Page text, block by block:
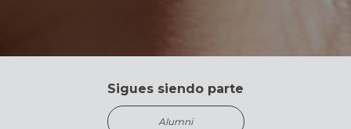
Sigues siendo parte
Alumni